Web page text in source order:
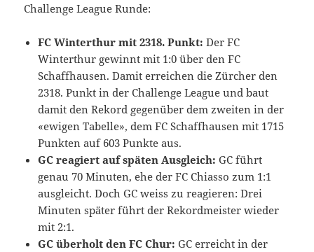
Challenge League Runde:
FC Winterthur mit 2318. Punkt: Der FC
Winterthur gewinnt mit 1:0 über den FC
Schaffhausen. Damit erreichen die Zürcher den
2318. Punkt in der Challenge League und baut
damit den Rekord gegenüber dem zweiten in der
«ewigen Tabelle», dem FC Schaffhausen mit 1715
Punkten auf 603 Punkte aus.
GC reagiert auf späten Ausgleich: GC führt
genau 70 Minuten, ehe der FC Chiasso zum 1:1
ausgleicht. Doch GC weiss zu reagieren: Drei
Minuten später führt der Rekordmeister wieder
mit 2:1.
GC überholt den FC Chur: GC erreicht in der